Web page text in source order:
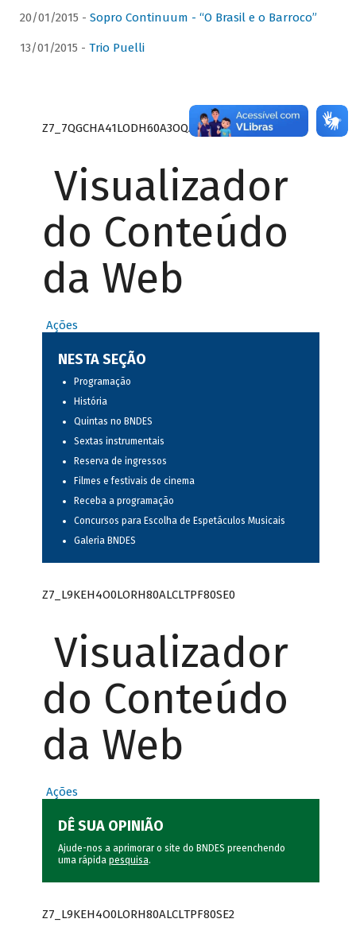
20/01/2015 - Sopro Continuum - “O Brasil e o Barroco”
13/01/2015 - Trio Puelli
Z7_7QGCHA41LODH60A3OQA8RN1415
Visualizador
do Conteúdo
da Web
Ações
NESTA SEÇÃO
Programação
História
Quintas no BNDES
Sextas instrumentais
Reserva de ingressos
Filmes e festivais de cinema
Receba a programação
Concursos para Escolha de Espetáculos Musicais
Galeria BNDES
Z7_L9KEH4O0LORH80ALCLTPF80SE0
Visualizador
do Conteúdo
da Web
Ações
DÊ SUA OPINIÃO
Ajude-nos a aprimorar o site do BNDES preenchendo
uma rápida pesquisa.
Z7_L9KEH4O0LORH80ALCLTPF80SE2